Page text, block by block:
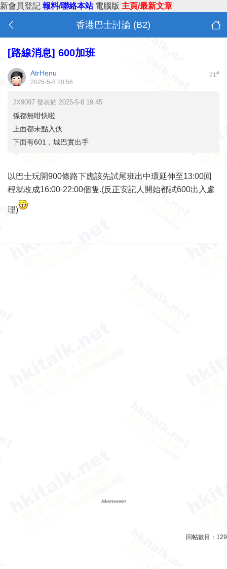
新會員登記 報料/聯絡本站 電腦版 主頁/最新文章
香港巴士討論 (B2)
[路線消息] 600加班
21#
AtrHenu
2025-5-8 20:56
JX9097 發表於 2025-5-8 19:45
係都無咁快啦
上面都未點入伙
下面有601，城巴實出手
以巴士玩開900條路下應該先試尾班出中環延伸至13:00回
程就改成16:00-22:00個隻.(反正安記人開始都試600出入處
理)
Advertisement
回帖數目： 129